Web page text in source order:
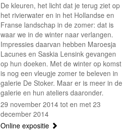
De kleuren, het licht dat je terug ziet op
het rivierwater en in het Hollandse en
Franse landschap in de zomer: dat is
waar we in de winter naar verlangen.
Impressies daarvan hebben Maroesja
Lacunes en Saskia Lensink gevangen
op hun doeken. Met de winter op komst
is nog een vleugje zomer te beleven in
galerie De Stoker. Maar er is meer in de
galerie en hun ateliers daaronder.
29 november 2014 tot en met 23
december 2014
Online expositie